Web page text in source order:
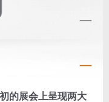
初的展会上呈现两大